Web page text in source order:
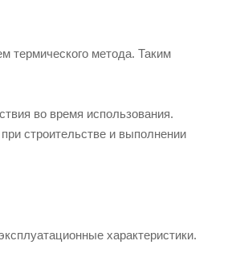
термического метода. Таким
во время использования.
строительстве и выполнении
характеристики.